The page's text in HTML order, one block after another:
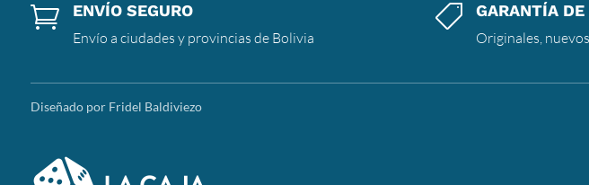
 ENVÍO SEGURO
Envío a ciudades y provincias de Bolivia
 GARANTÍA
Originales,
Diseñado por Fridel Baldiviezo